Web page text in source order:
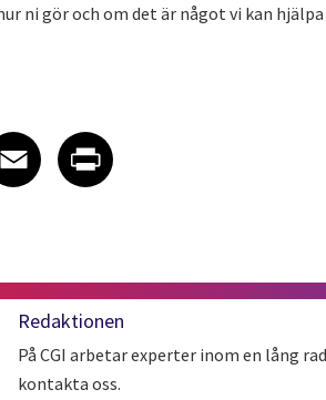
ni gör och om det är något vi kan hjälpa
on Xon Facebook
article on Email
Email
Share article on
Redaktionen
På CGI arbetar experter inom en lång
kontakta oss.